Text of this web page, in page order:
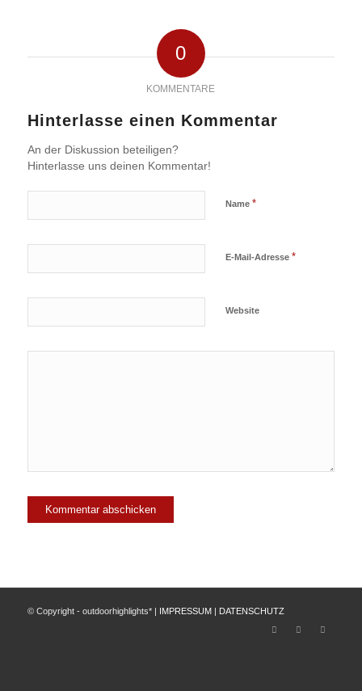
0
KOMMENTARE
Hinterlasse einen Kommentar
An der Diskussion beteiligen?
Hinterlasse uns deinen Kommentar!
Name *
E-Mail-Adresse *
Website
© Copyright - outdoorhighlights* | IMPRESSUM DATENSCHUTZ